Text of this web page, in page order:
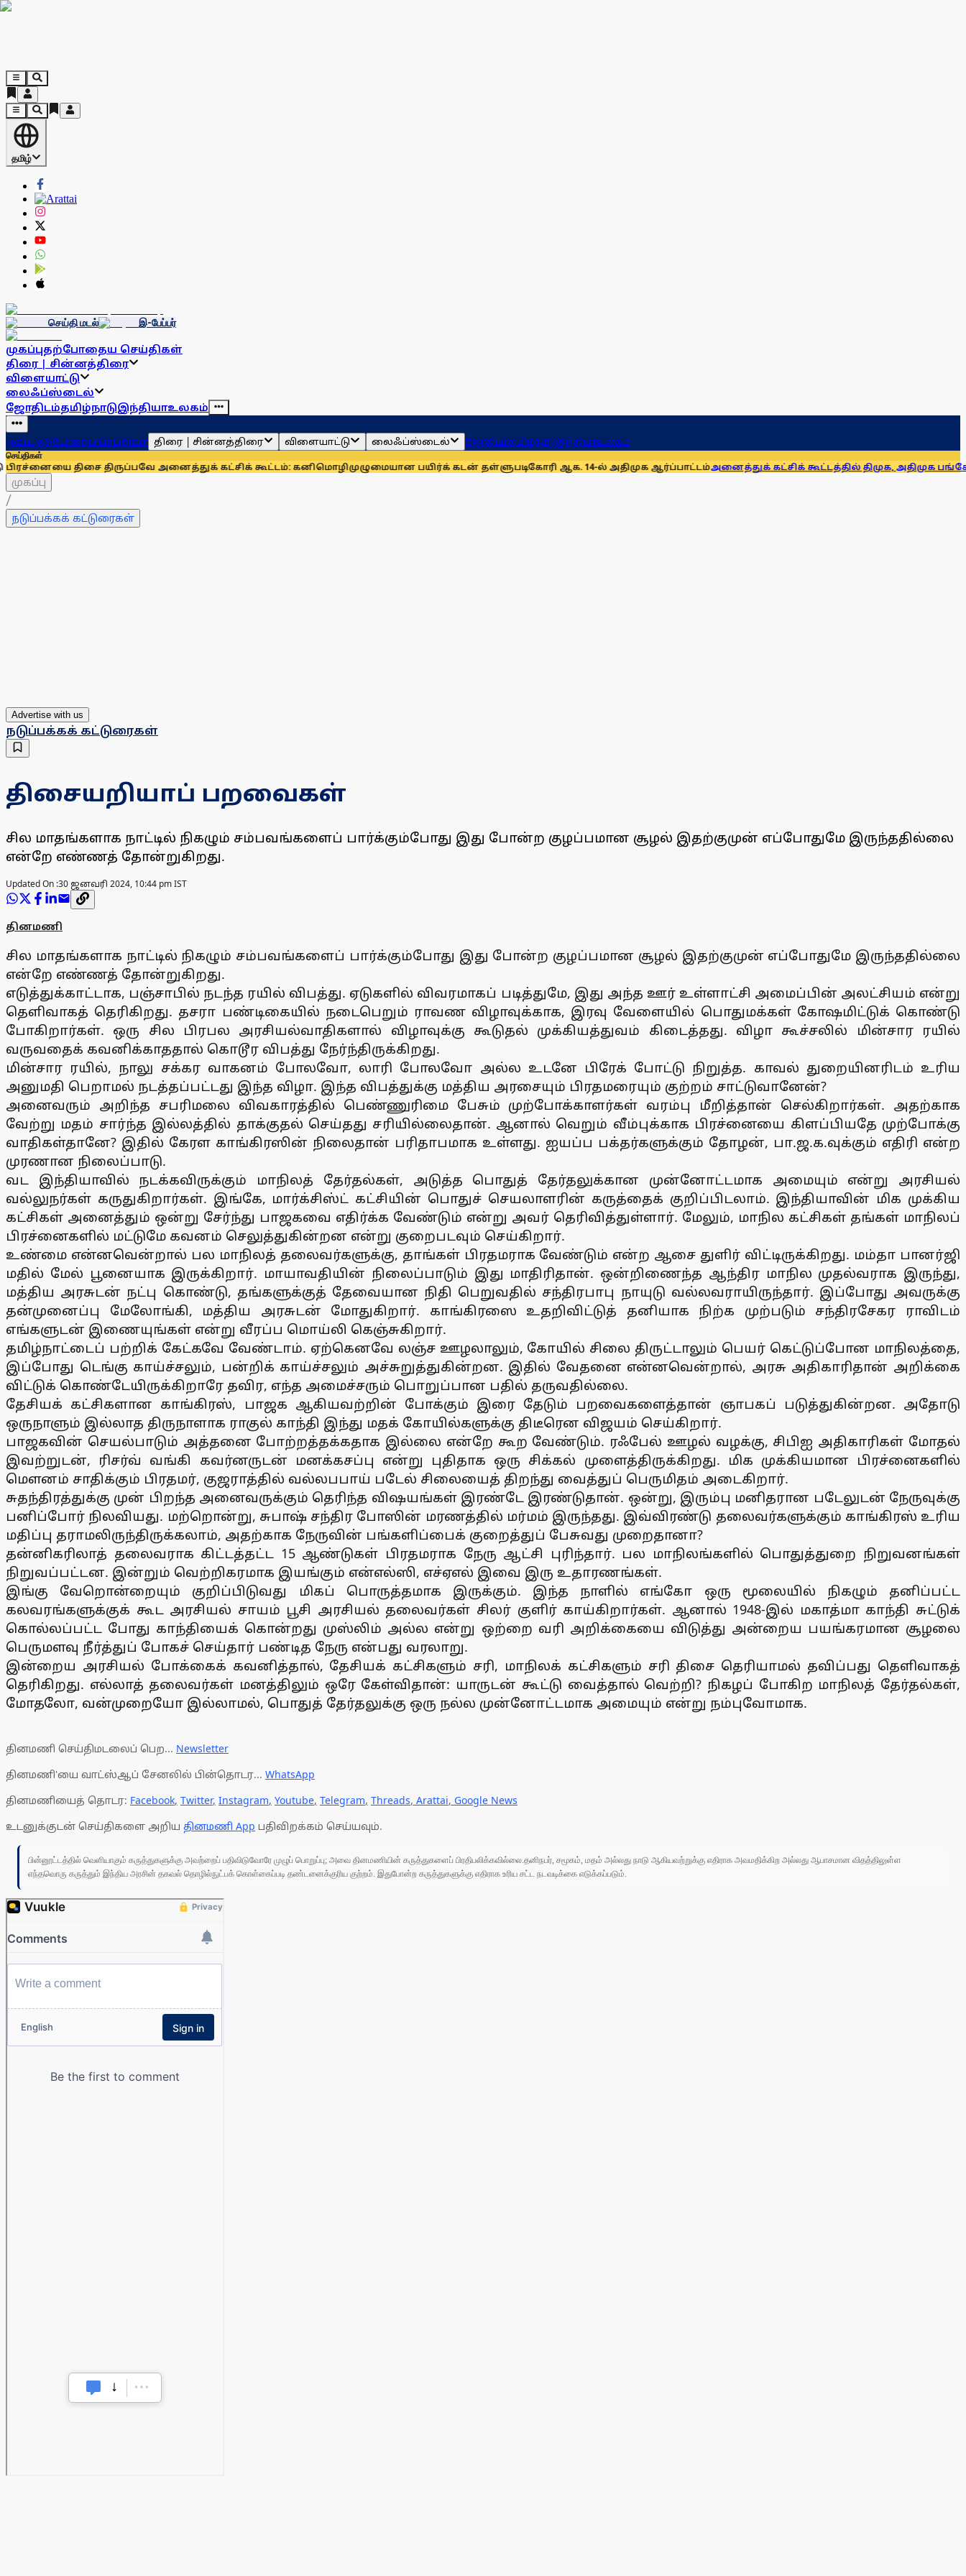
தமிழ்
செய்தி மடல் இ-பேப்பர்
முகப்புதற்போதைய செய்திகள்
திரை | சின்னத்திரை
விளையாட்டு
லைஃப்ஸ்டைல்
ஜோதிடம்தமிழ்நாடுஇந்தியாஉலகம்
முகப்புதற்போதைய செய்திகள் திரை | சின்னத்திரை விளையாட்டு லைஃப்ஸ்டைல் ஜோதிடம்தமிழ்நாடுஇந்தியாஉலகம்
செய்திகள்
திருப்பவே அனைத்துக் கட்சிக் கூட்டம்: கனிமொழிமுழுமையான பயிர்க் கடன் தள்ளுபடிகோரி ஆக. 14-ல் அதிமுக ஆர்ப்பாட்டம்அனைத்துக் கட்சிக் கூட்டத்தில் திமுக, அதிமுக பங்கேற்கவில்லை
முகப்பு
/
நடுப்பக்கக் கட்டுரைகள்
Advertise with us
நடுப்பக்கக் கட்டுரைகள்
திசையறியாப் பறவைகள்
சில மாதங்களாக நாட்டில் நிகழும் சம்பவங்களைப் பார்க்கும்போது இது போன்ற குழப்பமான சூழல் இதற்குமுன் எப்போதுமே இருந்ததில்லை
என்றே எண்ணத் தோன்றுகிறது.
Updated On :30 ஜனவரி 2024, 10:44 pm IST
தினமணி
சில மாதங்களாக நாட்டில் நிகழும் சம்பவங்களைப் பார்க்கும்போது இது போன்ற குழப்பமான சூழல் இதற்குமுன் எப்போதுமே இருந்ததில்லை
என்றே எண்ணத் தோன்றுகிறது.
எடுத்துக்காட்டாக, பஞ்சாபில் நடந்த ரயில் விபத்து. ஏடுகளில் விவரமாகப் படித்துமே, இது அந்த ஊர் உள்ளாட்சி அமைப்பின் அலட்சியம் என்று
தெளிவாகத் தெரிகிறது. தசரா பண்டிகையில் நடைபெறும் ராவண விழாவுக்காக, இரவு வேளையில் பொதுமக்கள் கோஷமிட்டுக் கொண்டு
போகிறார்கள். ஒரு சில பிரபல அரசியல்வாதிகளால் விழாவுக்கு கூடுதல் முக்கியத்துவம் கிடைத்தது. விழா கூச்சலில் மின்சார ரயில்
வருவதைக் கவனிக்காததால் கொடூர விபத்து நேர்ந்திருக்கிறது.
மின்சார ரயில், நாலு சக்கர வாகனம் போலவோ, லாரி போலவோ அல்ல உடனே பிரேக் போட்டு நிறுத்த. காவல் துறையினரிடம் உரிய
அனுமதி பெறாமல் நடத்தப்பட்டது இந்த விழா. இந்த விபத்துக்கு மத்திய அரசையும் பிரதமரையும் குற்றம் சாட்டுவானேன்?
அனைவரும் அறிந்த சபரிமலை விவகாரத்தில் பெண்ணுரிமை பேசும் முற்போக்காளர்கள் வரம்பு மீறித்தான் செல்கிறார்கள். அதற்காக
வேற்று மதம் சார்ந்த இல்லத்தில் தாக்குதல் செய்தது சரியில்லைதான். ஆனால் வெறும் வீம்புக்காக பிரச்னையை கிளப்பியதே முற்போக்கு
வாதிகள்தானே? இதில் கேரள காங்கிரஸின் நிலைதான் பரிதாபமாக உள்ளது. ஐயப்ப பக்தர்களுக்கும் தோழன், பா.ஜ.க.வுக்கும் எதிரி என்ற
முரணான நிலைப்பாடு.
வட இந்தியாவில் நடக்கவிருக்கும் மாநிலத் தேர்தல்கள், அடுத்த பொதுத் தேர்தலுக்கான முன்னோட்டமாக அமையும் என்று அரசியல்
வல்லுநர்கள் கருதுகிறார்கள். இங்கே, மார்க்சிஸ்ட் கட்சியின் பொதுச் செயலாளரின் கருத்தைக் குறிப்பிடலாம். இந்தியாவின் மிக முக்கிய
கட்சிகள் அனைத்தும் ஒன்று சேர்ந்து பாஜகவை எதிர்க்க வேண்டும் என்று அவர் தெரிவித்துள்ளார். மேலும், மாநில கட்சிகள் தங்கள் மாநிலப்
பிரச்னைகளில் மட்டுமே கவனம் செலுத்துகின்றன என்று குறைபடவும் செய்கிறார்.
உண்மை என்னவென்றால் பல மாநிலத் தலைவர்களுக்கு, தாங்கள் பிரதமராக வேண்டும் என்ற ஆசை துளிர் விட்டிருக்கிறது. மம்தா பானர்ஜி
மதில் மேல் பூனையாக இருக்கிறார். மாயாவதியின் நிலைப்பாடும் இது மாதிரிதான். ஒன்றிணைந்த ஆந்திர மாநில முதல்வராக இருந்து,
மத்திய அரசுடன் நட்பு கொண்டு, தங்களுக்குத் தேவையான நிதி பெறுவதில் சந்திரபாபு நாயுடு வல்லவராயிருந்தார். இப்போது அவருக்கு
தன்முனைப்பு மேலோங்கி, மத்திய அரசுடன் மோதுகிறார். காங்கிரஸை உதறிவிட்டுத் தனியாக நிற்க முற்படும் சந்திரசேகர ராவிடம்
எங்களுடன் இணையுங்கள் என்று வீரப்ப மொய்லி கெஞ்சுகிறார்.
தமிழ்நாட்டைப் பற்றிக் கேட்கவே வேண்டாம். ஏற்கெனவே லஞ்ச ஊழலாலும், கோயில் சிலை திருட்டாலும் பெயர் கெட்டுப்போன மாநிலத்தை,
இப்போது டெங்கு காய்ச்சலும், பன்றிக் காய்ச்சலும் அச்சுறுத்துகின்றன. இதில் வேதனை என்னவென்றால், அரசு அதிகாரிதான் அறிக்கை
விட்டுக் கொண்டேயிருக்கிறாரே தவிர, எந்த அமைச்சரும் பொறுப்பான பதில் தருவதில்லை.
தேசியக் கட்சிகளான காங்கிரஸ், பாஜக ஆகியவற்றின் போக்கும் இரை தேடும் பறவைகளைத்தான் ஞாபகப் படுத்துகின்றன. அதோடு
ஒருநாளும் இல்லாத திருநாளாக ராகுல் காந்தி இந்து மதக் கோயில்களுக்கு திடீரென விஜயம் செய்கிறார்.
பாஜகவின் செயல்பாடும் அத்தனை போற்றத்தக்கதாக இல்லை என்றே கூற வேண்டும். ரஃபேல் ஊழல் வழக்கு, சிபிஐ அதிகாரிகள் மோதல்
இவற்றுடன், ரிசர்வ் வங்கி கவர்னருடன் மனக்கசப்பு என்று புதிதாக ஒரு சிக்கல் முளைத்திருக்கிறது. மிக முக்கியமான பிரச்னைகளில்
மௌனம் சாதிக்கும் பிரதமர், குஜராத்தில் வல்லபபாய் படேல் சிலையைத் திறந்து வைத்துப் பெருமிதம் அடைகிறார்.
சுதந்திரத்துக்கு முன் பிறந்த அனைவருக்கும் தெரிந்த விஷயங்கள் இரண்டே இரண்டுதான். ஒன்று, இரும்பு மனிதரான படேலுடன் நேருவுக்கு
பனிப்போர் நிலவியது. மற்றொன்று, சுபாஷ் சந்திர போஸின் மரணத்தில் மர்மம் இருந்தது. இவ்விரண்டு தலைவர்களுக்கும் காங்கிரஸ் உரிய
மதிப்பு தராமலிருந்திருக்கலாம், அதற்காக நேருவின் பங்களிப்பைக் குறைத்துப் பேசுவது முறைதானா?
தன்னிகரிலாத் தலைவராக கிட்டத்தட்ட 15 ஆண்டுகள் பிரதமராக நேரு ஆட்சி புரிந்தார். பல மாநிலங்களில் பொதுத்துறை நிறுவனங்கள்
நிறுவப்பட்டன. இன்றும் வெற்றிகரமாக இயங்கும் என்எல்ஸி, எச்ஏஎல் இவை இரு உதாரணங்கள்.
இங்கு வேறொன்றையும் குறிப்பிடுவது மிகப் பொருத்தமாக இருக்கும். இந்த நாளில் எங்கோ ஒரு மூலையில் நிகழும் தனிப்பட்ட
கலவரங்களுக்குக் கூட அரசியல் சாயம் பூசி அரசியல் தலைவர்கள் சிலர் குளிர் காய்கிறார்கள். ஆனால் 1948-இல் மகாத்மா காந்தி சுட்டுக்
கொல்லப்பட்ட போது காந்தியைக் கொன்றது முஸ்லிம் அல்ல என்று ஒற்றை வரி அறிக்கையை விடுத்து அன்றைய பயங்கரமான சூழலை
பெருமளவு நீர்த்துப் போகச் செய்தார் பண்டித நேரு என்பது வரலாறு.
இன்றைய அரசியல் போக்கைக் கவனித்தால், தேசியக் கட்சிகளும் சரி, மாநிலக் கட்சிகளும் சரி திசை தெரியாமல் தவிப்பது தெளிவாகத்
தெரிகிறது. எல்லாத் தலைவர்கள் மனத்திலும் ஒரே கேள்விதான்: யாருடன் கூட்டு வைத்தால் வெற்றி? நிகழப் போகிற மாநிலத் தேர்தல்கள்,
மோதலோ, வன்முறையோ இல்லாமல், பொதுத் தேர்தலுக்கு ஒரு நல்ல முன்னோட்டமாக அமையும் என்று நம்புவோமாக.
தினமணி செய்திமடலைப் பெற... Newsletter
தினமணி'யை வாட்ஸ்ஆப் சேனலில் பின்தொடர... WhatsApp
தினமணியைத் தொடர: Facebook, Twitter, Instagram, Youtube, Telegram, Threads, Arattai, Google News
உடனுக்குடன் செய்திகளை அறிய தினமணி App பதிவிறக்கம் செய்யவும்.
பின்னூட்டத்தில் வெளியாகும் கருத்துகளுக்கு அவற்றைப் பதிவிடுவோரே முழுப் பொறுப்பு; அவை தினமணியின் கருத்துகளைப் பிரதிபலிக்கவில்லை.தனிநபர், சமூகம், மதம் அல்லது நாடு ஆகியவற்றுக்கு எதிராக அவமதிக்கிற அல்லது ஆபாசமான விதத்திலுள்ள
எந்தவொரு கருத்தும் இந்திய அரசின் தகவல் தொழில்நுட்பக் கொள்கைப்படி தண்டனைக்குரிய குற்றம். இதுபோன்ற கருத்துகளுக்கு எதிராக உரிய சட்ட நடவடிக்கை எடுக்கப்படும்.